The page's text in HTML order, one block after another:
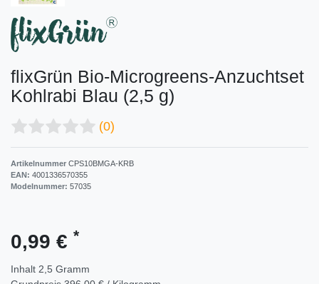
flixGrün Bio-Microgreens-Anzuchtset
Kohlrabi Blau (2,5 g)
(0)
Artikelnummer CPS10BMGA-KRB
EAN: 4001336570355
Modelnummer: 57035
0,99 € *
Inhalt 2,5 Gramm